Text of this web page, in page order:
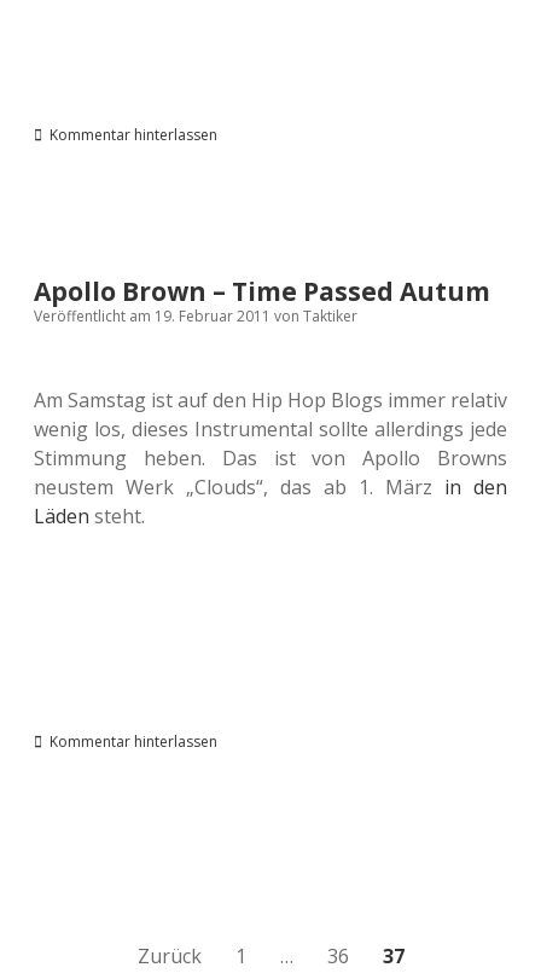
Kommentar hinterlassen
Apollo Brown – Time Passed Autum
Veröffentlicht am 19. Februar 2011 von Taktiker
Am Samstag ist auf den Hip Hop Blogs immer relativ
wenig los, dieses Instrumental sollte allerdings jede
Stimmung heben. Das ist von Apollo Browns
neustem Werk „Clouds“, das ab 1. März in den
Läden steht.
Kommentar hinterlassen
Seitennummerierung
Zurück 1 … 36 37